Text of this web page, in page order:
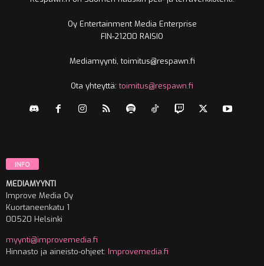
Oy Entertainment Media Enterprise
FIN-21200 RAISIO
Mediamyynti, toimitus@respawn.fi
Ota yhteyttä:toimitus@respawn.fi
INFO
MEDIAMYYNTI
Improve Media Oy
Kuortaneenkatu 1
00520 Helsinki
myynti@improvemedia.fi
Hinnasto ja aineisto-ohjeet: Improvemedia.fi